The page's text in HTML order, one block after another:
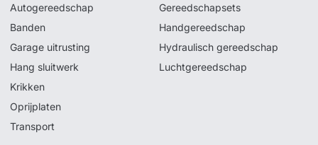
Autogereedschap
Banden
Garage uitrusting
Hang sluitwerk
Krikken
Oprijplaten
Transport
Gereedschapsets
Handgereedschap
Hydraulisch gereedschap
Luchtgereedschap